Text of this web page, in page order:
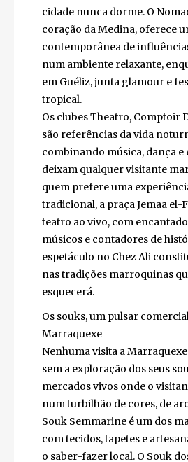
A magia da noite em
Quando o sol se põe,
transforma-se num palco de
magia. Desde os rooftops
possível dançar sob as
Hivernage, a cidade nunca
em pleno coração da
cozinha contemporânea de
marroquinas num ambiente
enquanto o Kabana, em
glamour e festa num cenário
Os clubes Theatro, Comptoir
Mahal são referências da
combinando música, dança e
que deixam qualquer
Para quem prefere uma
tradicional, a praça Jemaa el-
serpentes, músicos e
O jantar-espetáculo no Chez
uma imersão nas tradições
dificilmente se esquecerá.
Os souks, um pulsar
Marraquexe
Nenhuma visita a
sem a exploração dos seus